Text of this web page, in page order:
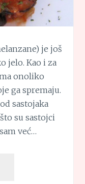
je još
jelo. Kao i za
onoliko
ga spremaju.
sastojaka
su sastojci
već…